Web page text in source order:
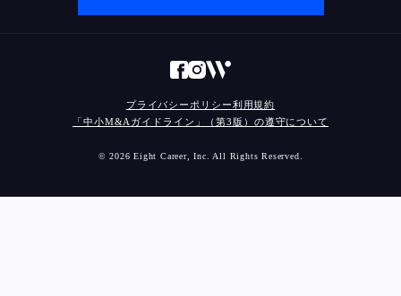
プライバシーポリシー利用規約
「中小M&Aガイドライン」（第3版）の遵守について
© 2026 Eight Career, Inc. All Rights Reserved.